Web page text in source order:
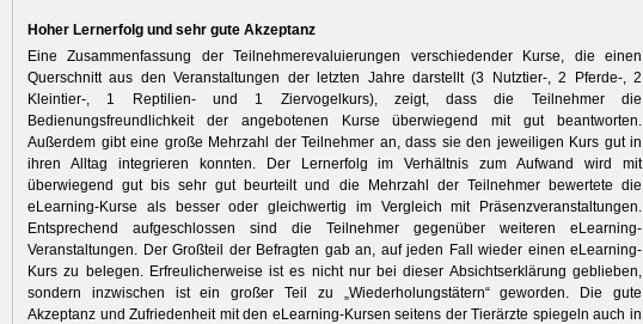
Hoher Lernerfolg und sehr gute Akzeptanz
Eine Zusammenfassung der Teilnehmerevaluierungen verschiedender Kurse, die einen
Querschnitt aus den Veranstaltungen der letzten Jahre darstellt (3 Nutztier-, 2 Pferde-, 2
Kleintier-, 1 Reptilien- und 1 Ziervogelkurs), zeigt, dass die Teilnehmer die
Bedienungsfreundlichkeit der angebotenen Kurse überwiegend mit gut beantworten.
Außerdem gibt eine große Mehrzahl der Teilnehmer an, dass sie den jeweiligen Kurs gut in
ihren Alltag integrieren konnten. Der Lernerfolg im Verhältnis zum Aufwand wird mit
überwiegend gut bis sehr gut beurteilt und die Mehrzahl der Teilnehmer bewertete die
eLearning-Kurse als besser oder gleichwertig im Vergleich mit Präsenzveranstaltungen.
Entsprechend aufgeschlossen sind die Teilnehmer gegenüber weiteren eLearning-
Veranstaltungen. Der Großteil der Befragten gab an, auf jeden Fall wieder einen eLearning-
Kurs zu belegen. Erfreulicherweise ist es nicht nur bei dieser Absichtserklärung geblieben,
sondern inzwischen ist ein großer Teil zu „Wiederholungstätern“ geworden. Die gute
Akzeptanz und Zufriedenheit mit den eLearning-Kursen seitens der Tierärzte spiegeln auch in